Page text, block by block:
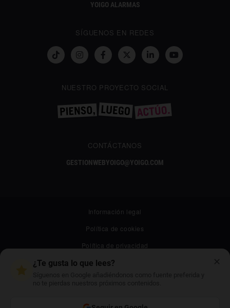
YOIGO ALARMAS
SÍGUENOS EN REDES
NUESTRO PROYECTO SOCIAL
CONTÁCTANOS
GESTIONWEBYOIGO@YOIGO.COM
Información legal
Política de cookies
Política de privacidad
Canal ético
¿Te gusta lo que lees?